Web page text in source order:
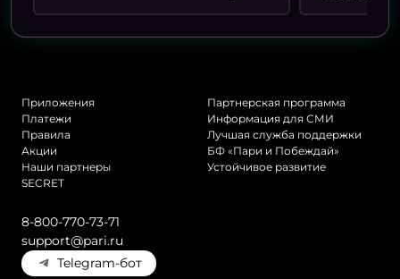
Приложения
Платежи
Правила
Акции
Наши партнеры
SECRET
Партнерская программа
Информация для СМИ
Лучшая служба поддержки
БФ «Пари и Побеждай»
Устойчивое развитие
8-800-770-73-71
support@pari.ru
Telegram-бот